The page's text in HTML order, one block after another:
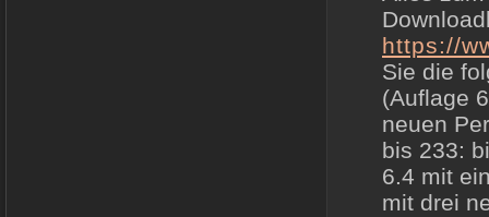
https://
Sie die
(Auflage
neuen
bis 233:
6.4 mit
mit drei